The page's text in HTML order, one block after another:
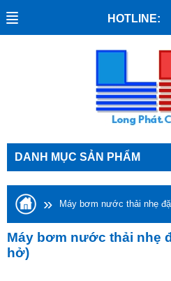
HOTLINE:
DANH MỤC SẢN PHẨM
» Máy bơm nước thải nhẹ
Máy bơm nước thải nhẹ
hở)